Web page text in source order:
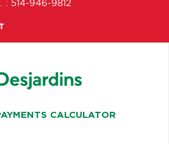
: 514-946-9812
CALCULATOR